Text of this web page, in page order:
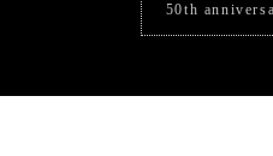
50th